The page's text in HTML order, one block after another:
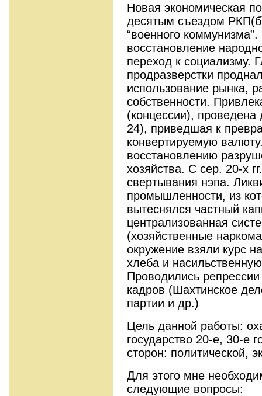
Новая экономическая
десятым съездом
“военного
восстановление
переход к социализму.
продразверстки
использование рынка,
собственности.
(концессии),
24), приведшая к
конвертируемую
восстановлению
хозяйства. С сер. 20-х
свертывания нэпа.
промышленности, из
вытеснялся частный
централизованная
(хозяйственные
окружение взяли курс
хлеба и
Проводились
кадров (Шахтинское
партии и др.)
Цель данной работы:
государство 20-е, 30-е
сторон: политической,
Для этого мне
следующие вопросы: